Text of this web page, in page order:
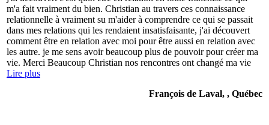
m'a fait vraiment du bien. Christian au travers ces connaissance
relationnelle à vraiment su m'aider à comprendre ce qui se passait
dans mes relations qui les rendaient insatisfaisante, j'ai découvert
comment être en relation avec moi pour être aussi en relation avec
les autre. je me sens avoir beaucoup plus de pouvoir pour créer ma
vie. Merci Beaucoup Christian nos rencontres ont changé ma vie
Lire plus
François de Laval, , Québec